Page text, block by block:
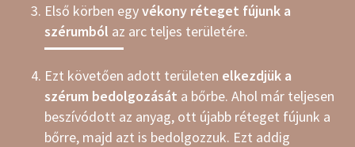
Első körben egyvékony réteget fújunk a
szérumból az arc teljes területére.
Ezt követően adott területen elkezdjük a
szérum bedolgozását a bőrbe. Ahol már teljesen
beszívódott az anyag, ott újabb réteget fújunk a
bőrre, majd azt is bedolgozzuk. Ezt addig